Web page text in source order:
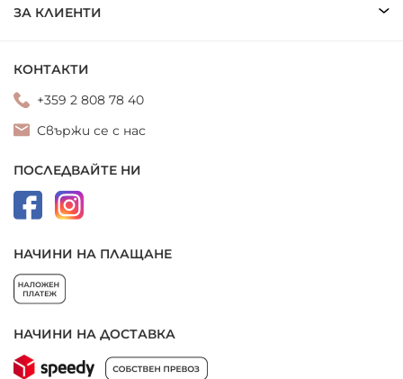
ЗА КЛИЕНТИ
КОНТАКТИ
+359 2 808 78 40
Свържи се с нас
ПОСЛЕДВАЙТЕ НИ
НАЧИНИ НА ПЛАЩАНЕ
НАЧИНИ НА ДОСТАВКА